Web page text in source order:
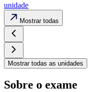
unidade
Mostrar todas
Mostrar todas as unidades
Sobre o exame